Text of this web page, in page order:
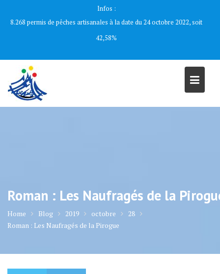
Infos :
8.268 permis de pêches artisanales à la date du 24 octobre 2022, soit
42,58%
Roman : Les Naufragés de la
Home Blog 2019 octobre
28
Roman : Les Naufragés de la Pirogue